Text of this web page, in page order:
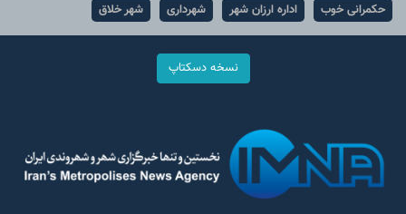
حکمرانی خوب
اداره ارزان شهر شهرداری شهر خلاق
نسخه دسکتاپ